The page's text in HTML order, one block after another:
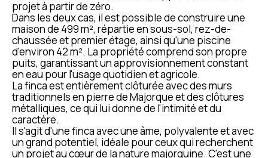
projet à partir de zéro.
Dans les deux cas, il est possible de construire une
maison de 499 m², répartie en sous-sol, rez-de-
chaussée et premier étage, ainsi qu'une piscine
d'environ 42 m². La propriété comprend son propre
puits, garantissant un approvisionnement constant
en eau pour l'usage quotidien et agricole.
La finca est entièrement clôturée avec des murs
traditionnels en pierre de Majorque et des clôtures
métalliques, ce qui lui donne de l'intimité et du
caractère.
Il s'agit d'une finca avec une âme, polyvalente et avec
un grand potentiel, idéale pour ceux qui recherchent
un projet au cœur de la nature majorquine. C'est une